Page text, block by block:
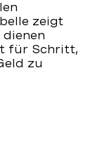
zeigt
für Schritt,
zu